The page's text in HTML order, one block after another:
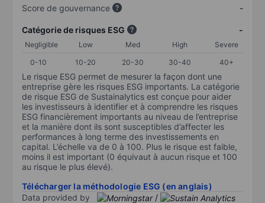
Score de gouvernance
-
Catégorie de risques ESG -
Negligible Low Med High
Severe
0-10
10-20 20-30 30-40 40+
Le risque ESG permet de mesurer la façon dont une
entreprise gère les risques ESG importants. La catégorie
de risque ESG de Sustainalytics est conçue pour aider
les investisseurs à identifier et à comprendre les risques
ESG financièrement importants au niveau de l’entreprise
et la manière dont ils sont susceptibles d’affecter les
performances à long terme des investissements en
capital. L’échelle va de 0 à 100. Plus le risque est faible,
moins il est important (0 équivaut à aucun risque et 100
au risque le plus élevé).
Télécharger la méthodologie ESG (en anglais)
Data provided by
/